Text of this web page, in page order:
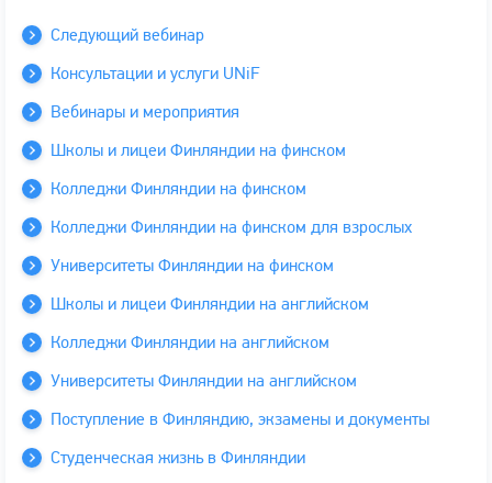
Следующий вебинар
Консультации и услуги UNiF
Вебинары и мероприятия
Школы и лицеи Финляндии на финском
Колледжи Финляндии на финском
Колледжи Финляндии на финском для взрослых
Университеты Финляндии на финском
Школы и лицеи Финляндии на английском
Колледжи Финляндии на английском
Университеты Финляндии на английском
Поступление в Финляндию, экзамены и документы
Студенческая жизнь в Финляндии